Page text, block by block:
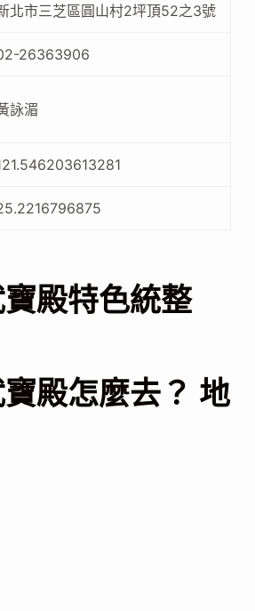
北市三芝區圓山村2坪頂52之3號
26363906
詠湄
殿特色統整
殿怎麼去？ 地